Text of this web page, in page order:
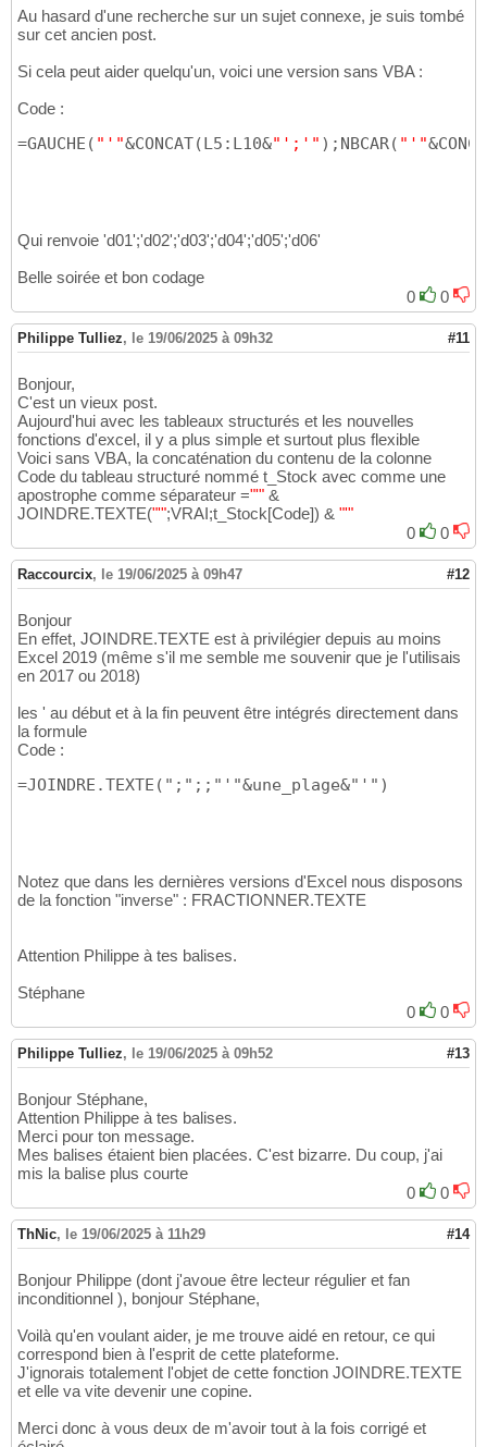
Au hasard d'une recherche sur un sujet connexe, je suis tombé
sur cet ancien post.
Si cela peut aider quelqu'un, voici une version sans VBA :
Code :
=GAUCHE ( "'"&CONCAT(L5:L10&"';'" ) ;NBCAR( "'"
Qui renvoie 'd01';'d02';'d03';'d04';'d05';'d06'
Belle soirée et bon codage
0
0
Philippe Tulliez, le 19/06/2025 à 09h32 #11
Bonjour,
C'est un vieux post.
Aujourd'hui avec les tableaux structurés et les nouvelles
fonctions d'excel, il y a plus simple et surtout plus flexible
Voici sans VBA, la concaténation du contenu de la colonne
Code du tableau structuré nommé t_Stock avec comme une
apostrophe comme séparateur ="'" &
JOINDRE.TEXTE("'";VRAI;t_Stock[Code]) & "'"
0
0
Raccourcix, le 19/06/2025 à 09h47 #12
Bonjour
En effet, JOINDRE.TEXTE est à privilégier depuis au moins
Excel 2019 (même s'il me semble me souvenir que je l'utilisais
en 2017 ou 2018)
les ' au début et à la fin peuvent être intégrés directement dans
la formule
Code :
=JOINDRE.TEXTE(";";;"'"&une_plage&"'")
Notez que dans les dernières versions d'Excel nous disposons
de la fonction "inverse" : FRACTIONNER.TEXTE
Attention Philippe à tes balises.
Stéphane
0
0
Philippe Tulliez, le 19/06/2025 à 09h52 #13
Bonjour Stéphane,
Attention Philippe à tes balises.
Merci pour ton message.
Mes balises étaient bien placées. C'est bizarre. Du coup, j'ai
mis la balise plus courte
0
0
ThNic, le 19/06/2025 à 11h29 #14
Bonjour Philippe (dont j'avoue être lecteur régulier et fan
inconditionnel ), bonjour Stéphane,
Voilà qu'en voulant aider, je me trouve aidé en retour, ce qui
correspond bien à l'esprit de cette plateforme.
J'ignorais totalement l'objet de cette fonction JOINDRE.TEXTE
et elle va vite devenir une copine.
Merci donc à vous deux de m'avoir tout à la fois corrigé et